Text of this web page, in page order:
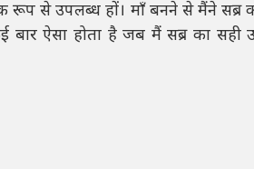
रूप से उपलब्ध हों। माँ बनने से मैंने सब्र
ऐसा होता है जब मैं सब्र का सही